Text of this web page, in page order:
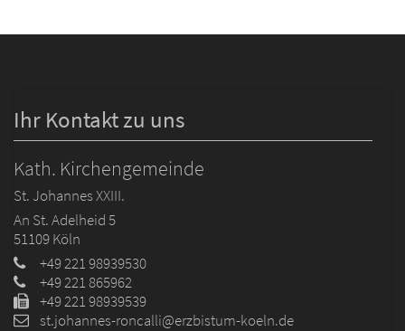
Ihr Kontakt zu uns
Kath. Kirchengemeinde
St. Johannes XXIII.
An St. Adelheid 5
51109Köln
+49 221 98939530
+49 221 865962
+49 221 98939539
st.johannes-roncalli@erzbistum-koeln.de